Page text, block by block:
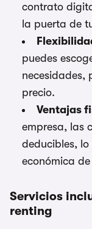
contrato
la puerta de
puedes
necesidades,
precio.
Ventajas
empresa, las
deducibles,
económica
Servicios
renting